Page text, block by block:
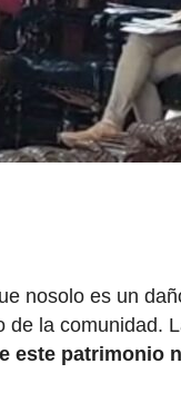
nosolo es un
la comunidad.
este patrimonio